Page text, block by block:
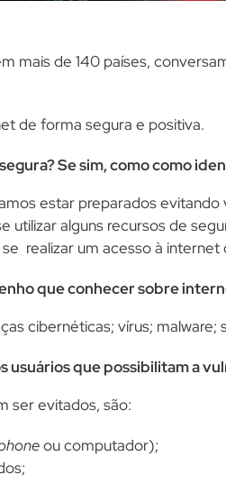
mais de 140 países,
de forma segura e positiva.
Se sim, como como
estar preparados
alguns recursos de
realizar um acesso à internet
que conhecer sobre
cibernéticas; vírus; malware;
usuários que possibilitam a
ser evitados, são:
ou computador);